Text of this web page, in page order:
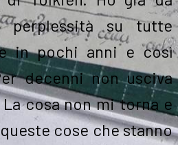
perplessità su tutte
in pochi anni e così
decenni non usciva
cosa non mi torna e
cose che stanno